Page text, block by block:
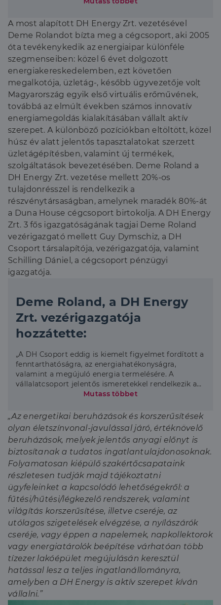
növekedési potenciált jelent a lakossági
beruházásoknak Európa szerte. A cégcsoport
eredményei mellett az üzleti modellnek
köszönhetően a hálózat franchise partnerei is
további bevételhez jutnak az új üzletág
eredményéből.”
A most alapított DH Energy Zrt. vezetésével
Deme Rolandot bízta meg a cégcsoport, aki 2005
óta tevékenykedik az energiaipar különféle
szegmenseiben: közel 6 évet dolgozott
energiakereskedelemben, ezt követően
megalkotója, üzletág-, később ügyvezetője volt
Magyarország egyik első virtuális erőművének,
továbbá az elmúlt években számos innovatív
energiamegoldás kialakításában vállalt aktív
szerepet. A különböző pozíciókban eltöltött, közel
húsz év alatt jelentős tapasztalatokat szerzett
üzletágépítésben, valamint új termékek,
szolgáltatások bevezetésében. Deme Roland a
DH Energy Zrt. vezetése mellett 20%-os
tulajdonrésszel is rendelkezik a
részvénytársaságban, amelynek maradék 80%-át
a Duna House cégcsoport birtokolja. A DH Energy
Zrt. 3 fős igazgatóságának tagjai Deme Roland
vezérigazgató mellett Guy Dymschiz, a DH
Csoport társalapítója, vezérigazgatója, valamint
Schilling Dániel, a cégcsoport pénzügyi
igazgatója.
Deme Roland, a DH Energy
Zrt. vezérigazgatója
hozzátette:
„A DH Csoport eddig is kiemelt figyelmet fordított a
fenntarthatóságra, az energiahatékonyságra,
valamint a megújuló energia termelésére. A
vállalatcsoport jelentős ismeretekkel rendelkezik a
hazai ingatlanok energetikai állapotáról, hiszen az
többezer energetikai tanúsítvány kiállítását végezte
el, így támogatva az ingatlan tulajdonosokat az
értékesítés előtt álló ingatlanok energetikai
állapotának meghatározásában.”
Mutass többet
„Az energetikai beruházások és korszerűsítések
olyan életszínvonal-javulással járó, értéknövelő
beruházások, melyek jelentős anyagi előnyt is
biztosítanak a tudatos ingatlantulajdonosoknak.
Folyamatosan kiépülő szakértőcsapataink
részletesen tudják majd tájékoztatni
ügyfeleinket a kapcsolódó lehetőségekről: a
fűtési/hűtési/légkezelő rendszerek, valamint
világítás korszerűsítése, illetve cseréje, az
utólagos szigetelések elvégzése, a nyílászárók
cseréje, vagy éppen a napelemek, napkollektorok
vagy energiatárolók beépítése várhatóan több
tízezer lakóépület megújulásán keresztül
hatással lesz a teljes ingatlanállományra,
amelyben a DH Energy is aktív szerepet kíván
vállalni.”